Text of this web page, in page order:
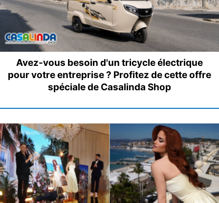
Avez-vous besoin d'un tricycle électrique
pour votre entreprise ? Profitez de cette offre
spéciale de Casalinda Shop